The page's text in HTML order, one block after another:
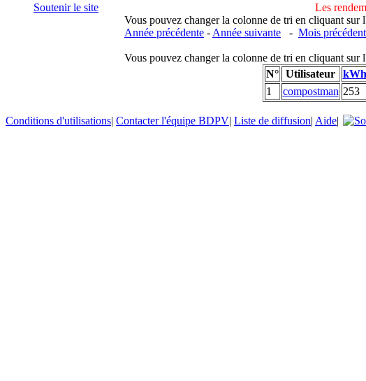
Soutenir le site
Les
Vous pouvez changer la colonne de tri en cliquant sur
Année précédente - Année suivante - Mois précédent
Vous pouvez changer la colonne de tri en cliquant sur
N°
Utilisateur
1
compostman 253
Conditions d'utilisations| Contacter l'équipe BDPV| Liste de diffusion| Aide|